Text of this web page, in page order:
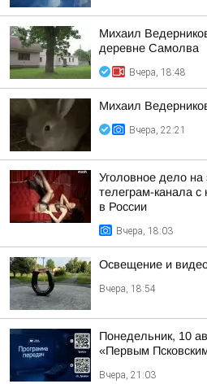
Михаил
деревне Самолва
Вчера, 18:48
Михаил
Вчера, 22:21
Уголовное дело на
телеграм-канала
в России
Вчера, 18:03
Освещение и
Вчера, 18:54
Понедельник, 10
«Первым
Вчера, 21:03